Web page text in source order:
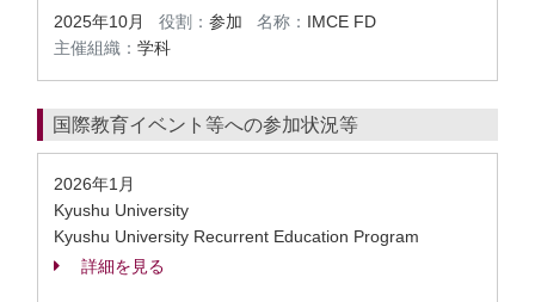
2025年10月 役割： 参加 名称： IMCE FD
主催組織： 学科
国際教育イベント等への参加状況等
2026年1月
Kyushu University
Kyushu University Recurrent Education Program
詳細を見る